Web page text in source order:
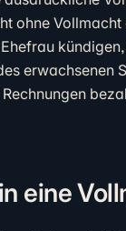
ohne Vollmacht
erwachsenen
eine